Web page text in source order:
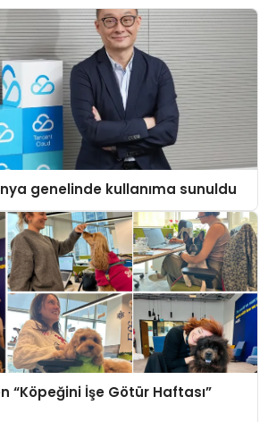
genelinde kullanıma sunuldu
“Köpeğini İşe Götür Haftası”